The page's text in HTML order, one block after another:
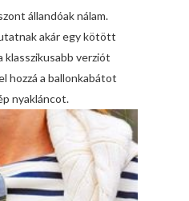
állandóak nálam.
akár egy kötött
klasszikusabb verziót
hozzá a ballonkabátot
nyakláncot.